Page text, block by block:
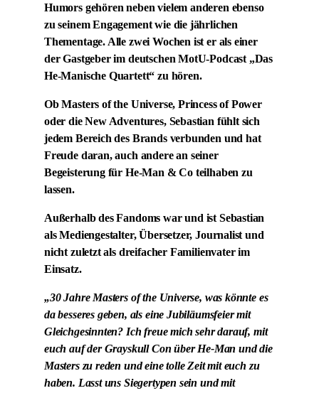
Humors gehören neben vielem anderen ebenso
zu seinem Engagement wie die jährlichen
Thementage. Alle zwei Wochen ist er als einer
der Gastgeber im deutschen MotU-Podcast „Das
He-Manische Quartett“ zu hören.
Ob Masters of the Universe, Princess of Power
oder die New Adventures, Sebastian fühlt sich
jedem Bereich des Brands verbunden und hat
Freude daran, auch andere an seiner
Begeisterung für He-Man & Co teilhaben zu
lassen.
Außerhalb des Fandoms war und ist Sebastian
als Mediengestalter, Übersetzer, Journalist und
nicht zuletzt als dreifacher Familienvater im
Einsatz.
„30 Jahre Masters of the Universe, was könnte es
da besseres geben, als eine Jubiläumsfeier mit
Gleichgesinnten? Ich freue mich sehr darauf, mit
euch auf der Grayskull Con über He-Man und die
Masters zu reden und eine tolle Zeit mit euch zu
haben. Lasst uns Siegertypen sein und mit